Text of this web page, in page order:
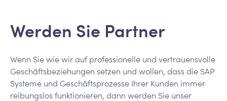
Werden Sie Partner
Wenn Sie wie wir auf professionelle und vertrauensvolle
Geschäftsbeziehungen setzen und wollen, dass die SAP
Systeme und Geschäftsprozesse Ihrer Kunden immer
reibungslos funktionieren, dann werden Sie unser